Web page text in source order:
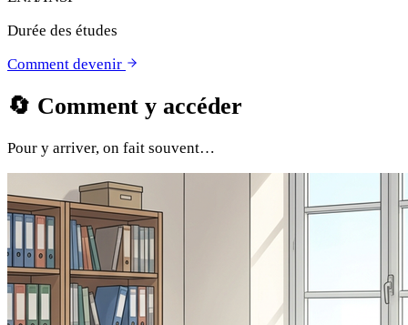
Durée des études
Comment devenir
🔄 Comment y accéder
Pour y arriver, on fait souvent…